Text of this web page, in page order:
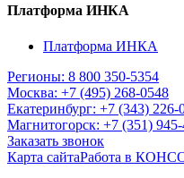
Платформа ИНКА
Платформа ИНКА
Регионы: 8 800 350-5354
Москва: +7 (495) 268-0548
Екатеринбург: +7 (343) 226-
Магнитогорск: +7 (351)
Заказать звонок
Карта сайтаРабота в